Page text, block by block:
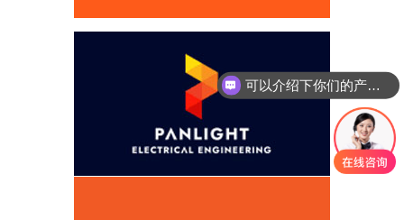
你们是怎么收费的呢